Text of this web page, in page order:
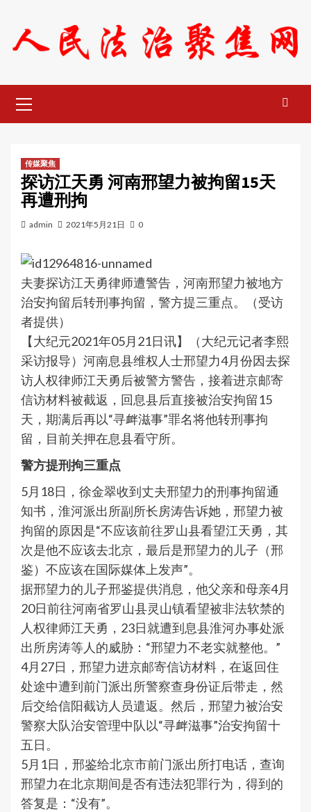
content
Menu
传媒聚焦
探访江天勇 河南邢望力被拘留15天
再遭刑拘
admin 2021年5月21日 0
夫妻探访江天勇律师遭警告，河南邢望力被地方
治安拘留后转刑事拘留，警方提三重点。（受访
者提供）
【大纪元2021年05月21日讯】（大纪元记者李熙
采访报导）河南息县维权人士邢望力4月份因去探
访人权律师江天勇后被警方警告，接着进京邮寄
信访材料被截返，回息县后直接被治安拘留15
天，期满后再以“寻衅滋事”罪名将他转刑事拘
留，目前关押在息县看守所。
警方提刑拘三重点
5月18日，徐金翠收到丈夫邢望力的刑事拘留通
知书，淮河派出所副所长房涛告诉她，邢望力被
拘留的原因是“不应该前往罗山县看望江天勇，其
次是他不应该去北京，最后是邢望力的儿子（邢
鉴）不应该在国际媒体上发声”。
据邢望力的儿子邢鉴提供消息，他父亲和母亲4月
20日前往河南省罗山县灵山镇看望被非法软禁的
人权律师江天勇，23日就遭到息县淮河办事处派
出所房涛等人的威胁：“邢望力不老实就整他。”
4月27日，邢望力进京邮寄信访材料，在返回住
处途中遭到前门派出所警察查身份证后带走，然
后交给信阳截访人员遣返。然后，邢望力被治安
警察大队治安管理中队以“寻衅滋事”治安拘留十
五日。
5月1日，邢鉴给北京市前门派出所打电话，查询
邢望力在北京期间是否有违法犯罪行为，得到的
答复是：“没有”。